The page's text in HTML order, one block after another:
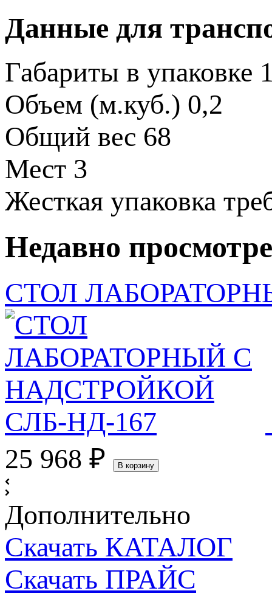
Данные для
Габариты в упаковке
Объем (м.куб.) 0,2
Общий вес 68
Мест 3
Жесткая упаковка
Недавно
СТОЛ
25 968 ₽ В корзину
Дополнительно
Скачать КАТАЛОГ
Скачать ПРАЙС